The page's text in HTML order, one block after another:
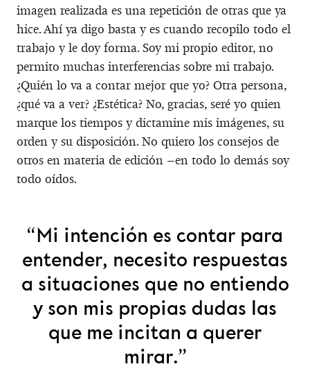
imagen realizada es una repetición de otras que ya
hice. Ahí ya digo basta y es cuando recopilo todo el
trabajo y le doy forma. Soy mi propio editor, no
permito muchas interferencias sobre mi trabajo.
¿Quién lo va a contar mejor que yo? Otra persona,
¿qué va a ver? ¿Estética? No, gracias, seré yo quien
marque los tiempos y dictamine mis imágenes, su
orden y su disposición. No quiero los consejos de
otros en materia de edición –en todo lo demás soy
todo oídos.
“Mi intención es contar para
entender, necesito respuestas
a situaciones que no entiendo
y son mis propias dudas las
que me incitan a querer
mirar.”